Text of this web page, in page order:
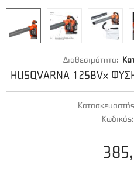
Διαθεσιμότητα:
HUSQVARNA 125BVx
Κωδικός: